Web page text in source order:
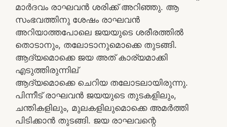
മാർദവം രാഘവൻ ശരിക്ക് അറിഞ്ഞു. ആ
സംഭവത്തിനു ശേഷം രാഘവൻ
അറിയാത്തപോലെ ജയയുടെ ശരീരത്തിൽ
തൊടാനും, തലോടാനുമൊക്കെ തുടങ്ങി.
ആദ്യമൊക്കെ ജയ അത് കാര്യമാക്കി
എടുത്തിരുന്നില്
ആദ്യമൊക്കെ ചെറിയ തലോടലായിരുന്നു.
പിന്നീട് രാഘവൻ ജയയുടെ തുടകളിലും,
ചന്തികളിലും, മുലകളിലുമൊക്കെ അമർത്തി
പിടിക്കാൻ തുടങ്ങി. ജയ രാഘവന്റെ